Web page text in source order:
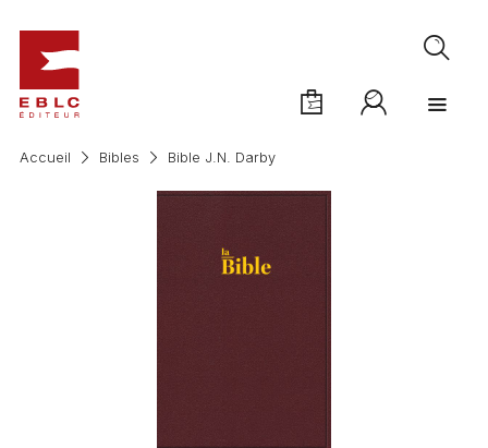
Accueil Bibles Bible J.N. Darby